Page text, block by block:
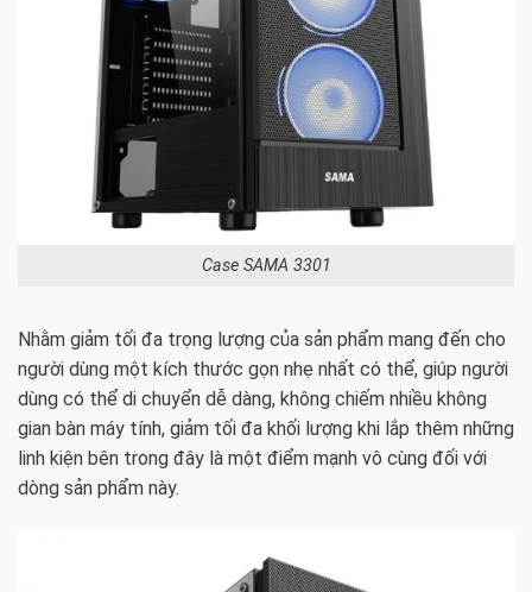
Case SAMA 3301
Nhằm giảm tối đa trọng lượng của sản phẩm mang đến cho
người dùng một kích thước gọn nhẹ nhất có thể, giúp người
dùng có thể di chuyển dễ dàng, không chiếm nhiều không
gian bàn máy tính, giảm tối đa khối lượng khi lắp thêm những
linh kiện bên trong đây là một điểm mạnh vô cùng đối với
dòng sản phẩm này.